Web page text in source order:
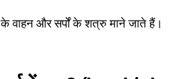
वाहन और सर्पों के शत्रु माने जाते हैं।